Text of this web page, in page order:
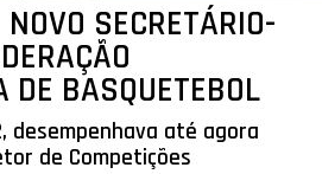
SECRETÁRIO-
DE BASQUETEBOL
desempenhava até agora
de Competições